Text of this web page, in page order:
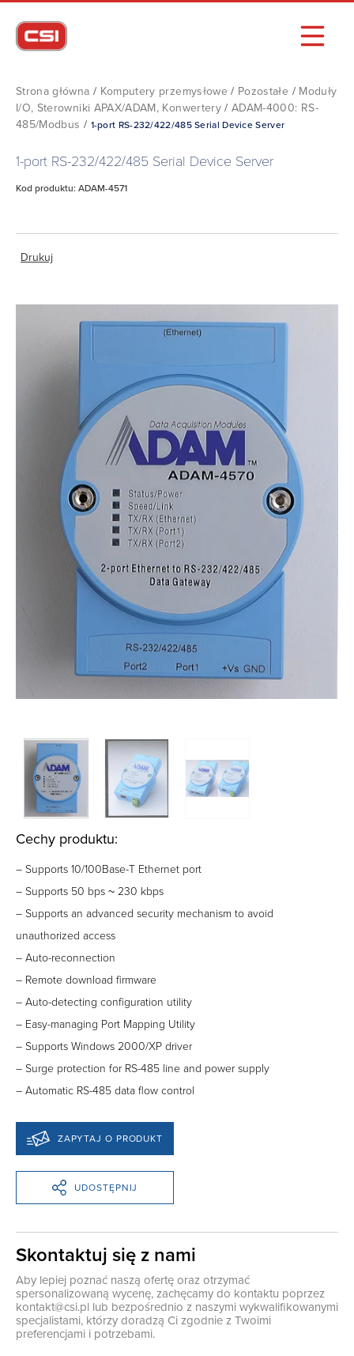
Strona główna / Komputery przemysłowe / Pozostałe / Moduły
I/O, Sterowniki APAX/ADAM, Konwertery/ADAM-4000: RS-
485/Modbus / 1-port RS-232/422/485 Serial Device Server
1-port RS-232/422/485 Serial Device Server
Kod produktu: ADAM-4571
Drukuj
Cechy produktu:
– Supports 10/100Base-T Ethernet port
– Supports 50 bps ~ 230 kbps
– Supports an advanced security mechanism to avoid
unauthorized access
– Auto-reconnection
– Remote download firmware
– Auto-detecting configuration utility
– Easy-managing Port Mapping Utility
– Supports Windows 2000/XP driver
– Surge protection for RS-485 line and power supply
– Automatic RS-485 data flow control
ZAPYTAJ O PRODUKT
UDOSTĘPNIJ
Skontaktuj się z nami
Aby lepiej poznać naszą ofertę oraz otrzymać
spersonalizowaną wycenę, zachęcamy do kontaktu poprzez
kontakt@csi.pl lub bezpośrednio z naszymi wykwalifikowanymi
specjalistami, którzy doradzą Ci zgodnie z Twoimi
preferencjami i potrzebami.